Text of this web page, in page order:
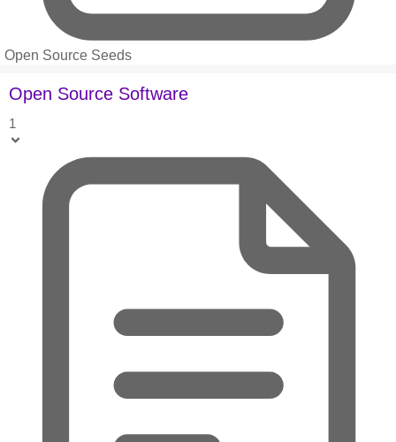
Open Source Seeds
Open Source Software
1